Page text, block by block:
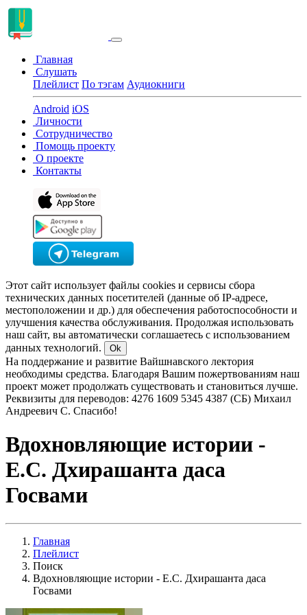
Главная
Слушать
Плейлист По тэгам Аудиокниги
Android iOS
Личности
Сотрудничество
Помощь проекту
О проекте
Контакты
Этот сайт использует файлы cookies и сервисы сбора
технических данных посетителей (данные об IP-адресе,
местоположении и др.) для обеспечения работоспособности и
улучшения качества обслуживания. Продолжая использовать
наш сайт, вы автоматически соглашаетесь с использованием
данных технологий.
Ok
На поддержание и развитие Вайшнавского лектория
необходимы средства. Благодаря Вашим пожертвованиям наш
проект может продолжать существовать и становиться лучше.
Реквизиты для переводов: 4276 1609 5345 4387 (СБ) Михаил
Андреевич С. Спасибо!
Вдохновляющие истории -
Е.С. Дхирашанта даса
Госвами
Главная
Плейлист
Поиск
Вдохновляющие истории - Е.С. Дхирашанта даса
Госвами